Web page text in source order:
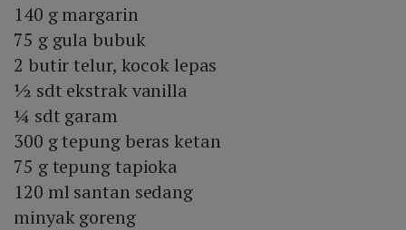
140 g margarin
75 g gula bubuk
2 butir telur, kocok lepas
½ sdt ekstrak vanilla
¼ sdt garam
300 g tepung beras ketan
75 g tepung tapioka
120 ml santan sedang
minyak goreng